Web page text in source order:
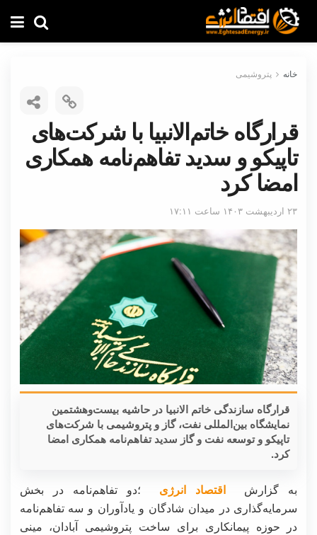
خانه پتروشیمی
قرارگاه خاتم‌الانبیا با شرکت‌های
تاپیکو و سدید تفاهم‌نامه‌ همکاری
امضا کرد
۲۳ اردیبهشت ۱۴۰۳ ساعت ۱۷:۱۱
قرارگاه سازندگی خاتم الانبیا در حاشیه بیست‌وهشتمین
نمایشگاه بین‌المللی نفت، گاز و پتروشیمی با شرکت‌های
تاپیکو و توسعه نفت و گاز سدید تفاهم‌نامه همکاری امضا
کرد.
به گزارش اقتصاد انرژی ؛دو تفاهم‌نامه در بخش
سرمایه‌گذاری در میدان شادگان و یادآوران و سه تفاهم‌نامه
در حوزه پیمانکاری برای ساخت پتروشیمی آبادان، مینی